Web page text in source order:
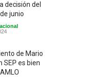
decisión del
junio
de Mario
SEP es bien